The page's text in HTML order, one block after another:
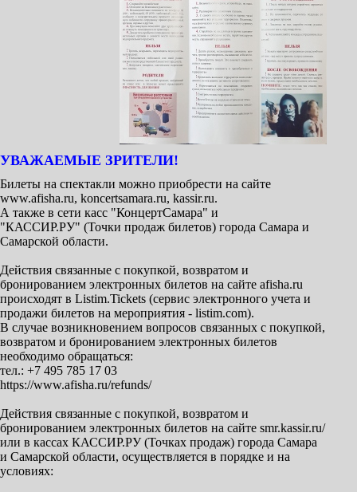
УВАЖАЕМЫЕ ЗРИТЕЛИ!
Билеты на спектакли можно приобрести на сайте
www.afisha.ru, koncertsamara.ru, kassir.ru.
А также в сети касс "КонцертСамара" и
"КАССИР.РУ" (Точки продаж билетов) города Самара и
Самарской области.
Действия связанные с покупкой, возвратом и
бронированием электронных билетов на сайте afisha.ru
происходят в Listim.Tickets (сервис электронного учета и
продажи билетов на мероприятия - listim.com).
В случае возникновением вопросов связанных с покупкой,
возвратом и бронированием электронных билетов
необходимо обращаться:
тел.: +7 495 785 17 03
https://www.afisha.ru/refunds/
Действия связанные с покупкой, возвратом и
бронированием электронных билетов на сайте smr.kassir.ru/
или в кассах КАССИР.РУ (Точках продаж) города Самара
и Самарской области, осуществляется в порядке и на
условиях: